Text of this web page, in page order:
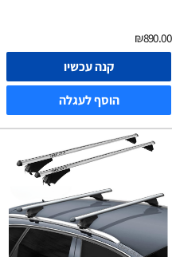
₪890.00
קנה עכשיו
הוסף לעגלה